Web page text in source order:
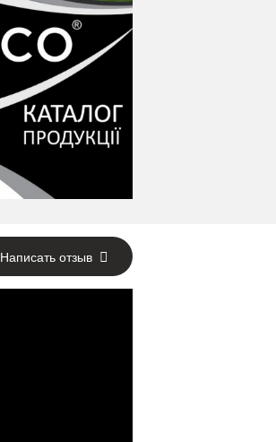
Написать отзыв